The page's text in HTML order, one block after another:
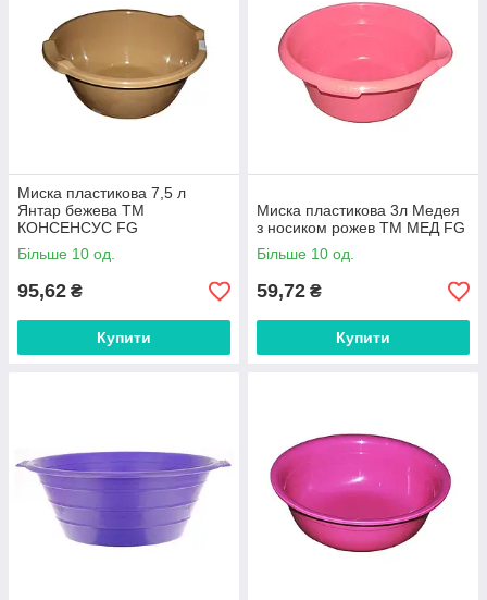
Миска пластикова 7,5 л
Янтар бежева ТМ
КОНСЕНСУС FG
Більше 10 од.
95,62 ₴
Купити
Миска пластикова 3л Медея
з носиком рожев ТМ МЕД FG
Більше 10 од.
59,72 ₴
Купити